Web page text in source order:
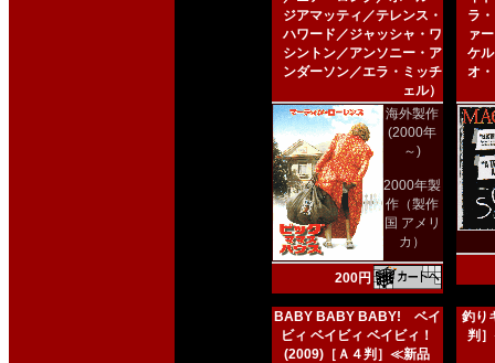
ジアマッティ／テレンス・
ハワード／ジャッシャ・ワ
シントン／アンソニー・ア
ンダーソン／エラ・ミッチ
ェル）
海外製作
(2000年
～)
2000年製
作（製作
国 アメリ
カ）
200円
ラ
ァ
ケ
オ
BABY BABY BABY! ベイ
ビィ ベイビィ ベイビィ！
(2009)［Ａ４判］≪新品
釣り
判